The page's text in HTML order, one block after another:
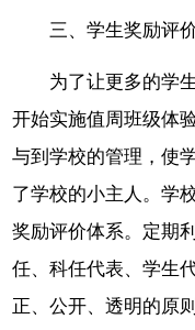
三、学生奖励评
为了让更多的学
开始实施值周班级体
与到学校的管理，使
了学校的小主人。
奖励评价体系。定期
任、科任代表、学生
正、公开、透明的原